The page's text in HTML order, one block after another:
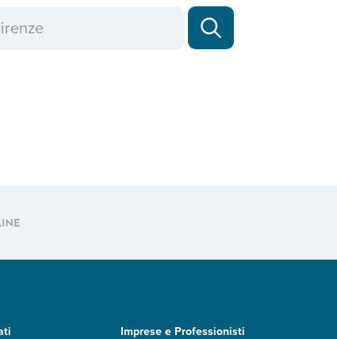
Imprese e Professionisti